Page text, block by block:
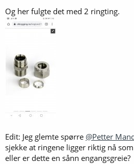
Og her fulgte det med 2 ringting.
Edit: Jeg glemte spørre @Petter
sjekke at ringene ligger riktig nå
eller er dette en sånn engangsgreie?